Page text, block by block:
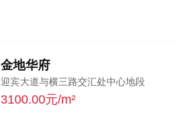
金地华府
迎宾大道与横三路交汇处中心地段
3100.00元/m²